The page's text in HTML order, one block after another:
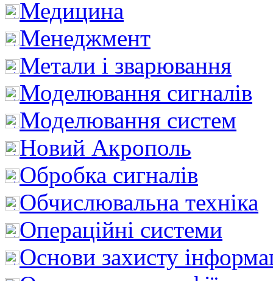
Медицина
Менеджмент
Метали і зварювання
Моделювання сигналів
Моделювання систем
Новий Акрополь
Обробка сигналів
Обчислювальна техніка
Операційні системи
Основи захисту